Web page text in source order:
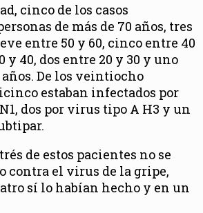
cinco de los casos
de más de 70 años, tres
entre 50 y 60, cinco entre 40
y 40, dos entre 20 y 30 y uno
De los veintiocho
estaban infectados por
dos por virus tipo A H3 y un
de estos pacientes no se
contra el virus de la gripe,
sí lo habían hecho y en un